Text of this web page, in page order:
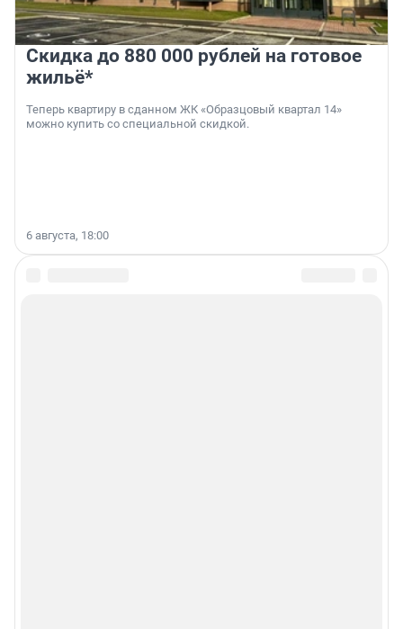
Скидка до 880 000 рублей на готовое
жильё*
Теперь квартиру в сданном ЖК «Образцовый квартал 14»
можно купить со специальной скидкой.
6 августа, 18:00